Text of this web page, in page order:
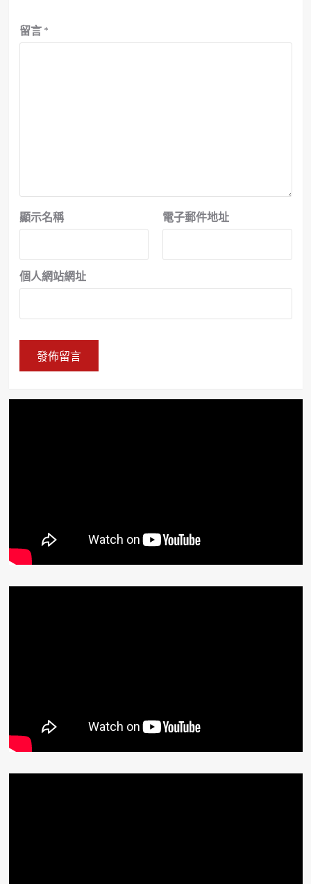
留言 *
顯示名稱 電子郵件地址
個人網站網址